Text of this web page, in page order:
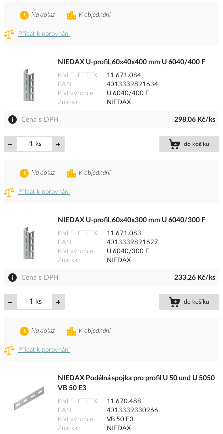
Přidat k porovnání
K objednání
Na dotaz
NIEDAX U-profil, 60x40x400 mm U 6040/400 F
Kód ELFETEX
11.671.084
EAN
4013339891634
Kód výrobce
U 6040/400 F
Značka
NIEDAX
Cena s DPH 298,06 Kč/ks
ks do košíku
Přidat k porovnání
K objednání
Na dotaz
NIEDAX U-profil, 60x40x300 mm U 6040/300 F
Kód ELFETEX
11.671.083
EAN
4013339891627
Kód výrobce
U 6040/300 F
Značka
NIEDAX
Cena s DPH 233,26 Kč/ks
ks do košíku
Přidat k porovnání
K objednání
Na dotaz
NIEDAX Podélná spojka pro profil U 50 und U 5050
VB 50 E3
Kód ELFETEX
11.670.488
EAN
4013339330966
Kód výrobce
VB 50 E3
Značka
NIEDAX